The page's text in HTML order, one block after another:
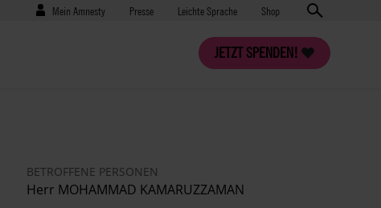
Benutzermenü
Mein Amnesty Presse
Presse Leichte Sprache Shop
JETZT SPENDEN!
BETROFFENE PERSONEN
Herr MOHAMMAD KAMARUZZAMAN